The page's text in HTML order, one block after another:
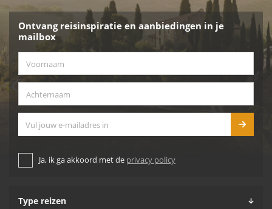
Ontvang reisinspiratie en aanbiedingen in je
mailbox
Ja, ik ga akkoord met de privacy policy
Type reizen